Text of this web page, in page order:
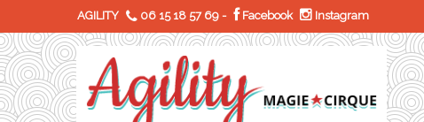
AGILITY 06 15 18 57 69 - Facebook Instagram